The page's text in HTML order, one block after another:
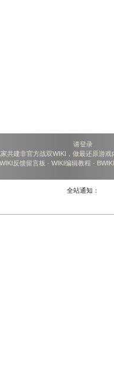
请登录
共建非官方战双WIKI，做最还原游
反馈留言板 · WIKI编辑教程 ·
全站通知：